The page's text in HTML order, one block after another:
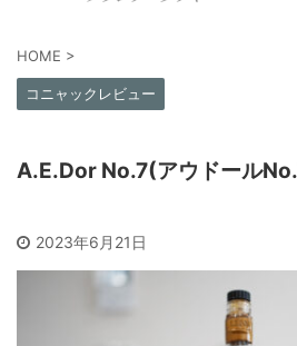
HOME >
コニャックレビュー
A.E.Dor No.7(アウドール
2023年6月21日